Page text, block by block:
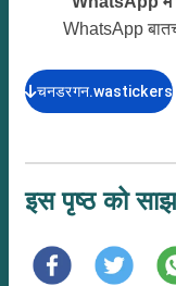
WhatsApp
चनडरगन.wastickers
इस पृष्ठ को